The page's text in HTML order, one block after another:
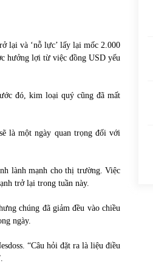
lại và ‘nỗ lực’ lấy lại mốc 2.000
hưởng lợi từ việc đồng USD yếu
đó, kim loại quý cũng đã mất
là một ngày quan trọng đối với
lành mạnh cho thị trường. Việc
trở lại trong tuần này.
chúng đã giảm đều vào chiều
ngày.
“Câu hỏi đặt ra là liệu điều